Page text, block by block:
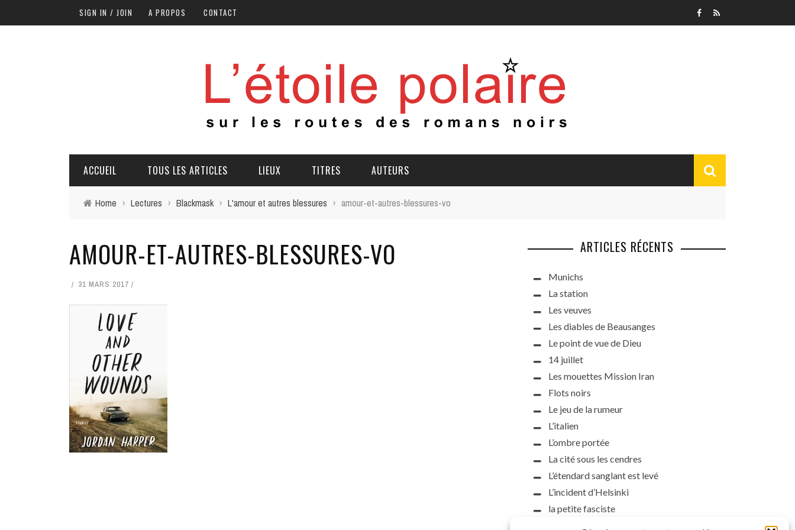
SIGN IN / JOIN A PROPOS CONTACT
ACCUEIL TOUS LES ARTICLES LIEUX TITRES AUTEURS
Home › Lectures › Blackmask › L'amour et autres blessures › amour-et-autres-blessures-vo
AMOUR-ET-AUTRES-BLESSURES-VO
31 MARS 2017
ARTICLES RÉCENTS
Munichs
La station
Les veuves
Les diables de Beausanges
Le point de vue de Dieu
14 juillet
Les mouettes Mission Iran
Flots noirs
Le jeu de la rumeur
L’italien
L’ombre portée
La cité sous les cendres
L’étendard sanglant est levé
L’incident d’Helsinki
la petite fasciste